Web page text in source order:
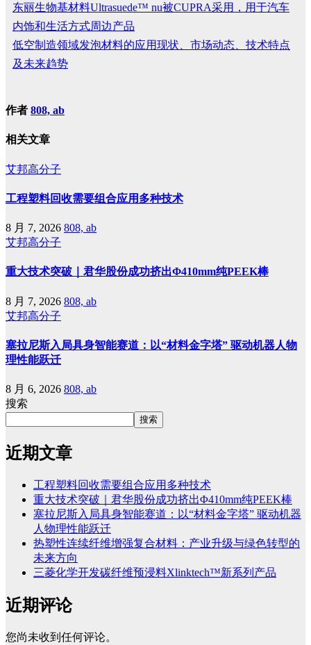
东丽生物基材料Ultrasuede™ nu被CUPRA采用，用于汽车
内饰和生活方式周边产品
低空制造领域发泡材料的应用现状、市场动态、技术特点
及未来趋势
作者 808, ab
相关文章
艾邦高分子
工程塑料回收需要组合应用多种技术
8 月 7, 2026 808, ab
艾邦高分子
重大技术突破｜君华股份成功挤出Φ410mm纯PEEK棒
8 月 7, 2026 808, ab
艾邦高分子
塞拉尼斯入局具身智能赛道：以“材料金字塔” 驱动机器人物
理性能跃迁
8 月 6, 2026 808, ab
搜索
搜索
近期文章
工程塑料回收需要组合应用多种技术
重大技术突破｜君华股份成功挤出Φ410mm纯PEEK棒
塞拉尼斯入局具身智能赛道：以“材料金字塔” 驱动机器
人物理性能跃迁
热塑性连续纤维增强复合材料：产业升级与绿色转型的
未来方向
三菱化学开发碳纤维预浸料Xlinktech™新系列产品
近期评论
您尚未收到任何评论。